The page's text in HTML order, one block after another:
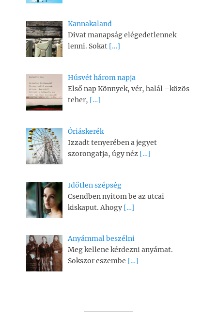
Kannakaland
Divat manapság elégedetlennek
lenni. Sokat […]
Húsvét három napja
Első nap Könnyek, vér, halál –közös
teher, […]
Óriáskerék
Izzadt tenyerében a jegyet
szorongatja, úgy néz […]
Időtlen szépség
Csendben nyitom be az utcai
kiskaput. Ahogy […]
Anyámmal beszélni
Meg kellene kérdezni anyámat.
Sokszor eszembe […]